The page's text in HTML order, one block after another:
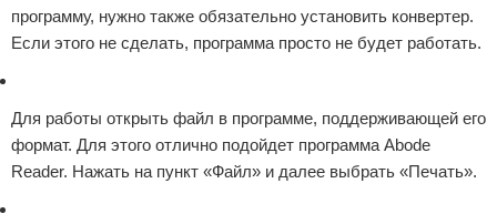
программу, нужно также обязательно установить конвертер.
Если этого не сделать, программа просто не будет работать.
Для работы открыть файл в программе, поддерживающей его
формат. Для этого отлично подойдет программа Abode
Reader. Нажать на пункт «Файл» и далее выбрать «Печать».